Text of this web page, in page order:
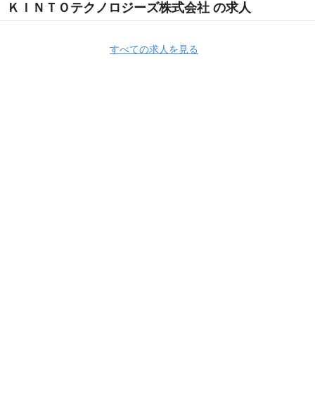
ＫＩＮＴＯテクノロジーズ株式会社 の求人
すべての求人を見る